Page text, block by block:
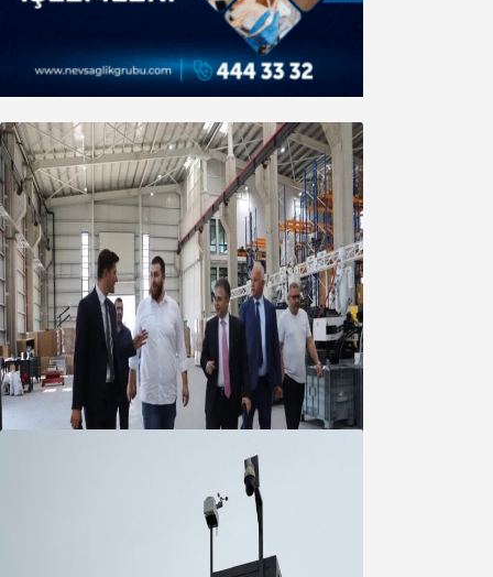
Marmara OSB Müteşebbis Heyeti
Toplantısı gerçekleştirildi
05 Ağustos 2026